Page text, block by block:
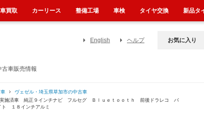
車販売情報
English ヘルプ お気に入り
ヴェゼル・埼玉県草加市の中古車
施済車 純正９インチナビ フルセグ Ｂｌｕｅｔｏｏｔｈ 前後ドラレコ バ
１８インチアルミ
車買取 カーリース 整備工場 車検 タイヤ交換 新品タ